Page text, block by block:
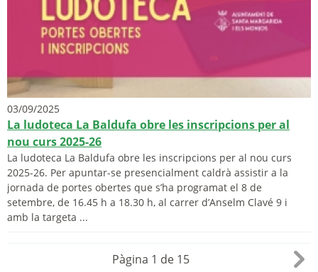
03/09/2025
La ludoteca La Baldufa obre les inscripcions per al
nou curs 2025-26
La ludoteca La Baldufa obre les inscripcions per al nou curs
2025-26. Per apuntar-se presencialment caldrà assistir a la
jornada de portes obertes que s’ha programat el 8 de
setembre, de 16.45 h a 18.30 h, al carrer d’Anselm Clavé 9 i
amb la targeta ...
Pàgina 1 de 15